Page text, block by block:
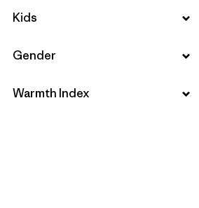
Filtrar por
Kids
Filtrar por
Gender
Filtrar por
Warmth Index